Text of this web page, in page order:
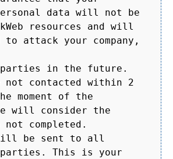
data will not be
resources and will
to attack your company,
in the future.
not contacted within 2
moment of the
will consider the
completed.
be sent to all
This is your